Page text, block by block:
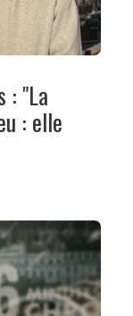
: "La
: elle